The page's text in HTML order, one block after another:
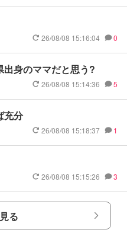
26/08/08 15:16:04 0
身のママだと思う?
26/08/08 15:14:36 5
充分
26/08/08 15:18:37 1
26/08/08 15:15:26 3
る